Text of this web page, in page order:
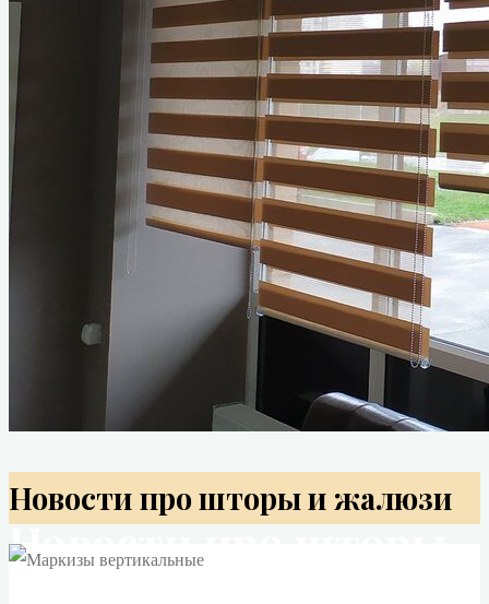
Контакты мастера
Новости про шторы
Новости про шторы и жалюзи